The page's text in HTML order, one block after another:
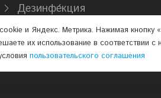
Дезинфе́кция
Промышленная химия
и Яндекс. Метрика. Нажимая
их использование в соответствии с
пользовательского соглашения